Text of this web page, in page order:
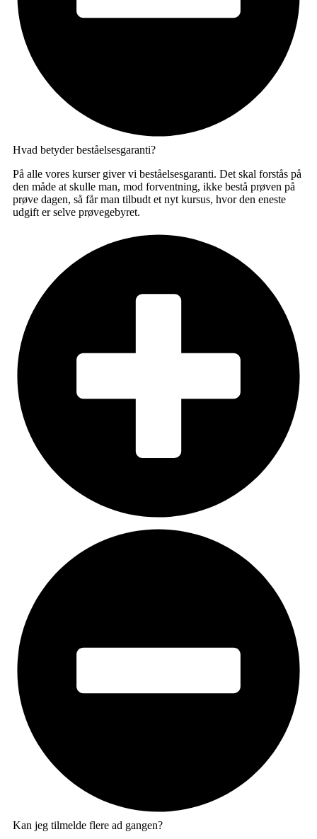
Hvad betyder beståelsesgaranti?
På alle vores kurser giver vi beståelsesgaranti. Det skal forstås på
den måde at skulle man, mod forventning, ikke bestå prøven på
prøve dagen, så får man tilbudt et nyt kursus, hvor den eneste
udgift er selve prøvegebyret.
Kan jeg tilmelde flere ad gangen?